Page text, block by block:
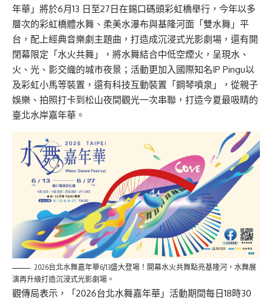
年華」將於6月13 日至27日在錫口碼頭彩虹橋舉行，今年以多
層次的彩虹橋體水舞、柔美水瀑布與基隆河面「雙水舞」平
台，配上經典音樂劇主題曲，打造成沉浸式光影劇場，還有開
閉幕限定「水火共舞」，將水舞結合中低空煙火，呈現水、
火、光、影交織的城市夜景；活動更加入國際知名IP Pingu以
及彩虹小馬等裝置，還有科技互動裝置「鋼琴噴泉」，從親子
娛樂、拍照打卡到松山夜間觀光一次串聯，打造今夏最吸睛的
臺北水岸嘉年華。
2026台北水舞嘉年華6/13盛大登場！開幕水火共舞點亮基隆河，水舞展
演再升級打造沉浸式光影劇場。
觀傳局表示，「2026台北水舞嘉年華」活動期間每日18時30